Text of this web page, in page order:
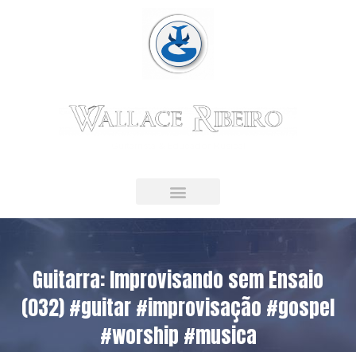
Guitarra: Improvisando sem Ensaio
(032) #guitar #improvisação #gospel
#worship #musica